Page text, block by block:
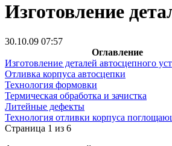
Изготовление
30.10.09 07:57
Оглавление
Изготовление деталей автосцепного
Отливка корпуса автосцепки
Технология формовки
Термическая обработка и зачистка
Литейные дефекты
Технология отливки корпуса
Страница 1 из 6